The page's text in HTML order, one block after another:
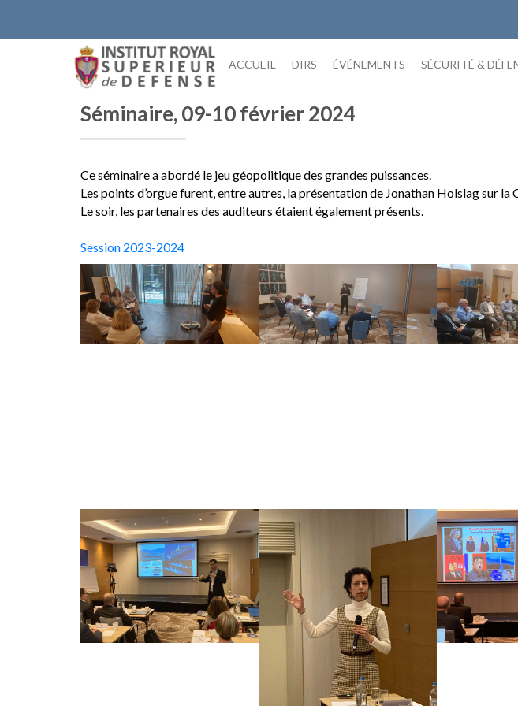
content
ACCUEIL DIRS ÉVÉNEMENTS SÉCURITÉ &
Séminaire, 09-10 février 2024
Ce séminaire a abordé le jeu géopolitique des grandes puissances.
Les points d’orgue furent, entre autres, la présentation de Jonathan Holslag sur la
Le soir, les partenaires des auditeurs étaient également présents.
Session 2023-2024